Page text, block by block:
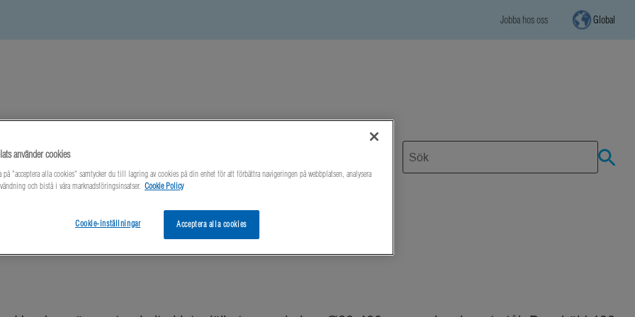
Jobba hos oss Global
Nyheter Om oss
Skjutspjäll
använder cookies
på "acceptera alla cookies" samtycker du till lagring av cookies på din enhet för att förbättra navigeringen på webbplatsen, analysera
och bistå i våra marknadsföringsinsatser. Cookie Policy
Acceptera alla cookies
Cookie-inställningar